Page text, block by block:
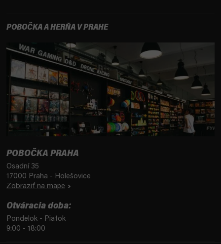
POBOČKA A HERŇA V PRAHE
POBOČKA PRAHA
Osadní 35
17000 Praha - Holešovice
Zobraziť na mape
Otváracia doba:
Pondelok - Piatok
9:00 - 18:00